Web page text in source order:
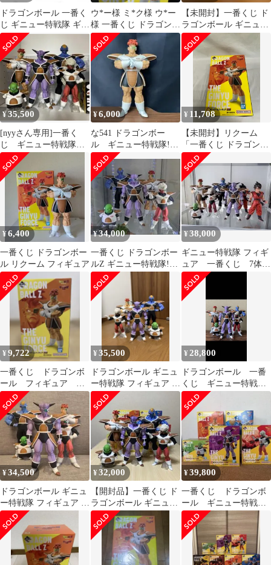
ドラゴンボール 一番く
じ ギニュー特戦隊 ギニ
ューリクーム
ウ*ー様 ミ*ク様 ウ*ー
様 一番くじ ドラゴンボ
ールZ ギニュー特戦隊
来襲 C
【未開封】一番くじ ド
ラゴンボール ギニュー
特戦隊 C賞 リクーム
¥35,500
[nyyさん専用]一番く
じ ギニュー特戦隊 5
体セット
¥6,000
な541 ドラゴンボー
ル ギニュー特戦隊!!
来襲 一番くじ C賞 リク
ーム
¥ 11,708
【未開封】リクーム
「一番くじ ドラゴンボ
ール ギニュー特戦隊!!
来襲」 MASTERLISE C
賞 フィギュア
¥6,400
一番くじ ドラゴンボー
ル リクーム フィギュア
¥34,000
一番くじ ドラゴンボー
ルZ ギニュー特戦隊!!
来襲 5体セット
¥38,000
ギニュー特戦隊 フィギ
ュア 一番くじ 7体
開封品
¥9,722
一番くじ ドラゴンボ
ール フィギュア リ
クーム ギニ
ュー特戦隊！！来襲
¥35,500
ドラゴンボール ギニュ
ー特戦隊 フィギュア 5
体セット 一番くじ
¥ 28,800
ドラゴンボール 一番
くじ ギニュー特戦
隊 5体セット
¥34,500
ドラゴンボール ギニュ
ー特戦隊 フィギュア 5
体セット 一番くじ
¥32,000
【開封品】一番くじ ド
ラゴンボール ギニュー
特戦隊来襲 フィギュ
アセット5体
¥39,800
一番くじ ドラゴンボ
ール ギニュー特戦
隊!!来襲
MASTERLISEフィギュ
ア